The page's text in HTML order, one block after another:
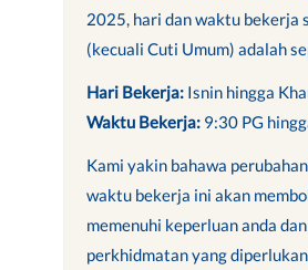
2025, hari dan waktu bekerja
(kecuali Cuti Umum) adalah
Hari Bekerja:Isnin hingga
Waktu Bekerja: 9:30 PG
Kami yakin bahawa
waktu bekerja ini akan
memenuhi keperluan anda
perkhidmatan yang diperlukan.